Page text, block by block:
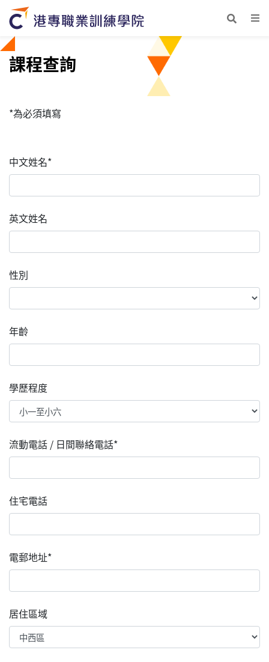
課程查詢
*為必須填寫
中文姓名*
英文姓名
性別
年齡
學歷程度
流動電話 / 日間聯絡電話*
住宅電話
電郵地址*
居住區域